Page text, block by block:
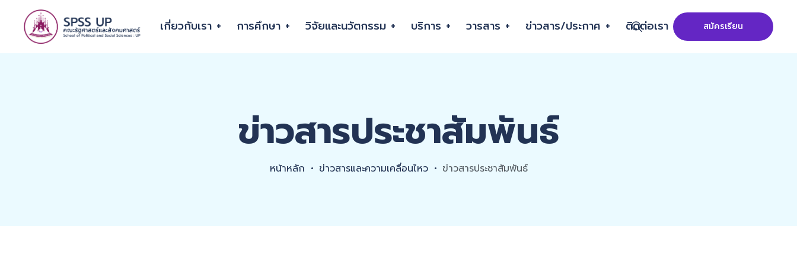
เกี่ยวกับเรา การศึกษา วิจัยและนวัตกรรม บริการ วารสาร ข่าวสาร/ประกาศ ติดต่อเรา สมัครเรียน
ข่าวสารประชาสัมพันธ์
หน้าหลัก ข่าวสารและความเคลื่อนไหว ข่าวสารประชาสัมพันธ์